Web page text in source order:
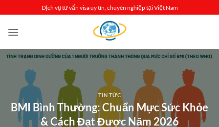
qua
nội
Dịch vụ tư vấn visa uy tín, chuyên nghiệp tại Việt Nam
TIN TỨC
BMI Bình Thường: Chuẩn Mực Sức Khỏe
& Cách Đạt Được Năm 2026